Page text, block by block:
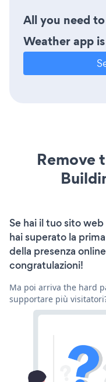
All you need
Weather app
Remove
Se hai il tuo sito
hai superato la
della presenza
congratulazioni!
Ma poi arriva the hard
supportare più